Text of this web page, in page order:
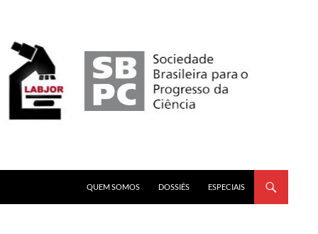
QUEM SOMOS
DOSSIÊS ESPECIAIS